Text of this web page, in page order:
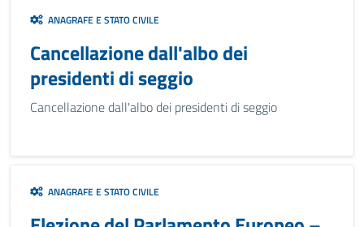
ANAGRAFE E STATO CIVILE
Cancellazione dall'albo dei
presidenti di seggio
Cancellazione dall'albo dei presidenti di seggio
ANAGRAFE E STATO CIVILE